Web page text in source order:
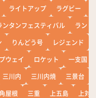
ライトアップ ラグビー
ンタンフェスティバル
ランド
りんどう号 レジェンド
ウェイ ロケット
一支国
三川内 三川内焼 三景台
屋根 三重 上五島
上対